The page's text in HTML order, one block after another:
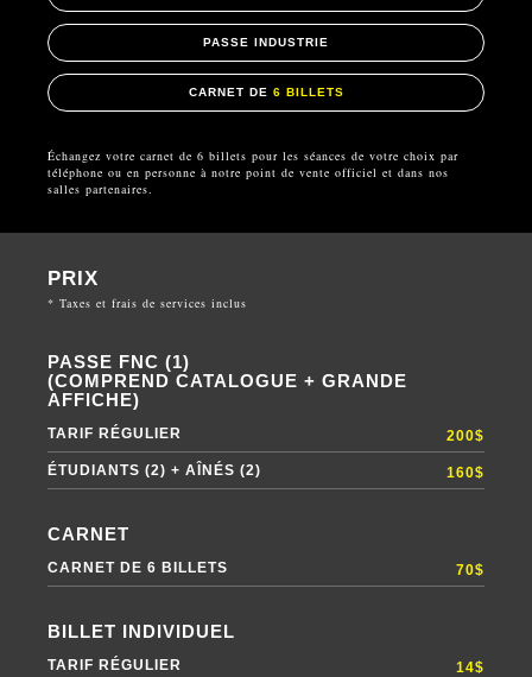
PASSE INDUSTRIE
CARNET DE 6 BILLETS
Échangez votre carnet de 6 billets pour les séances de votre choix par
téléphone ou en personne à notre point de vente officiel et dans nos
salles partenaires.
PRIX
* Taxes et frais de services inclus
PASSE FNC (1)
(COMPREND CATALOGUE + GRANDE
AFFICHE)
TARIF RÉGULIER 200$
ÉTUDIANTS (2) + AÎNÉS (2) 160$
CARNET
CARNET DE 6 BILLETS 70$
BILLET INDIVIDUEL
TARIF RÉGULIER 14$